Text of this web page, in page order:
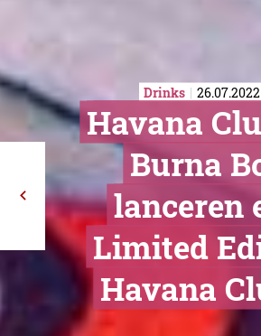
Drinks 26.07.2022